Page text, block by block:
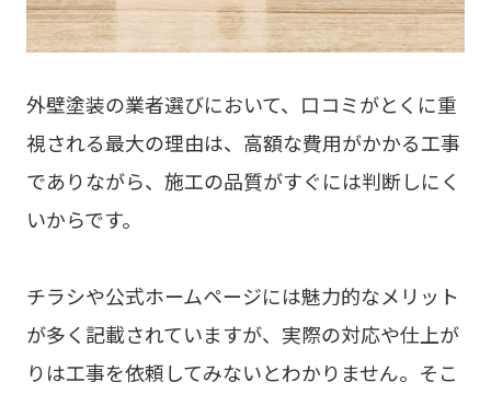
外壁塗装の業者選びにおいて、口コミがとくに重
視される最大の理由は、高額な費用がかかる工事
でありながら、施工の品質がすぐには判断しにく
いからです。
チラシや公式ホームページには魅力的なメリット
が多く記載されていますが、実際の対応や仕上が
りは工事を依頼してみないとわかりません。そこ